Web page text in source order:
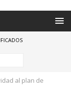
al plan de